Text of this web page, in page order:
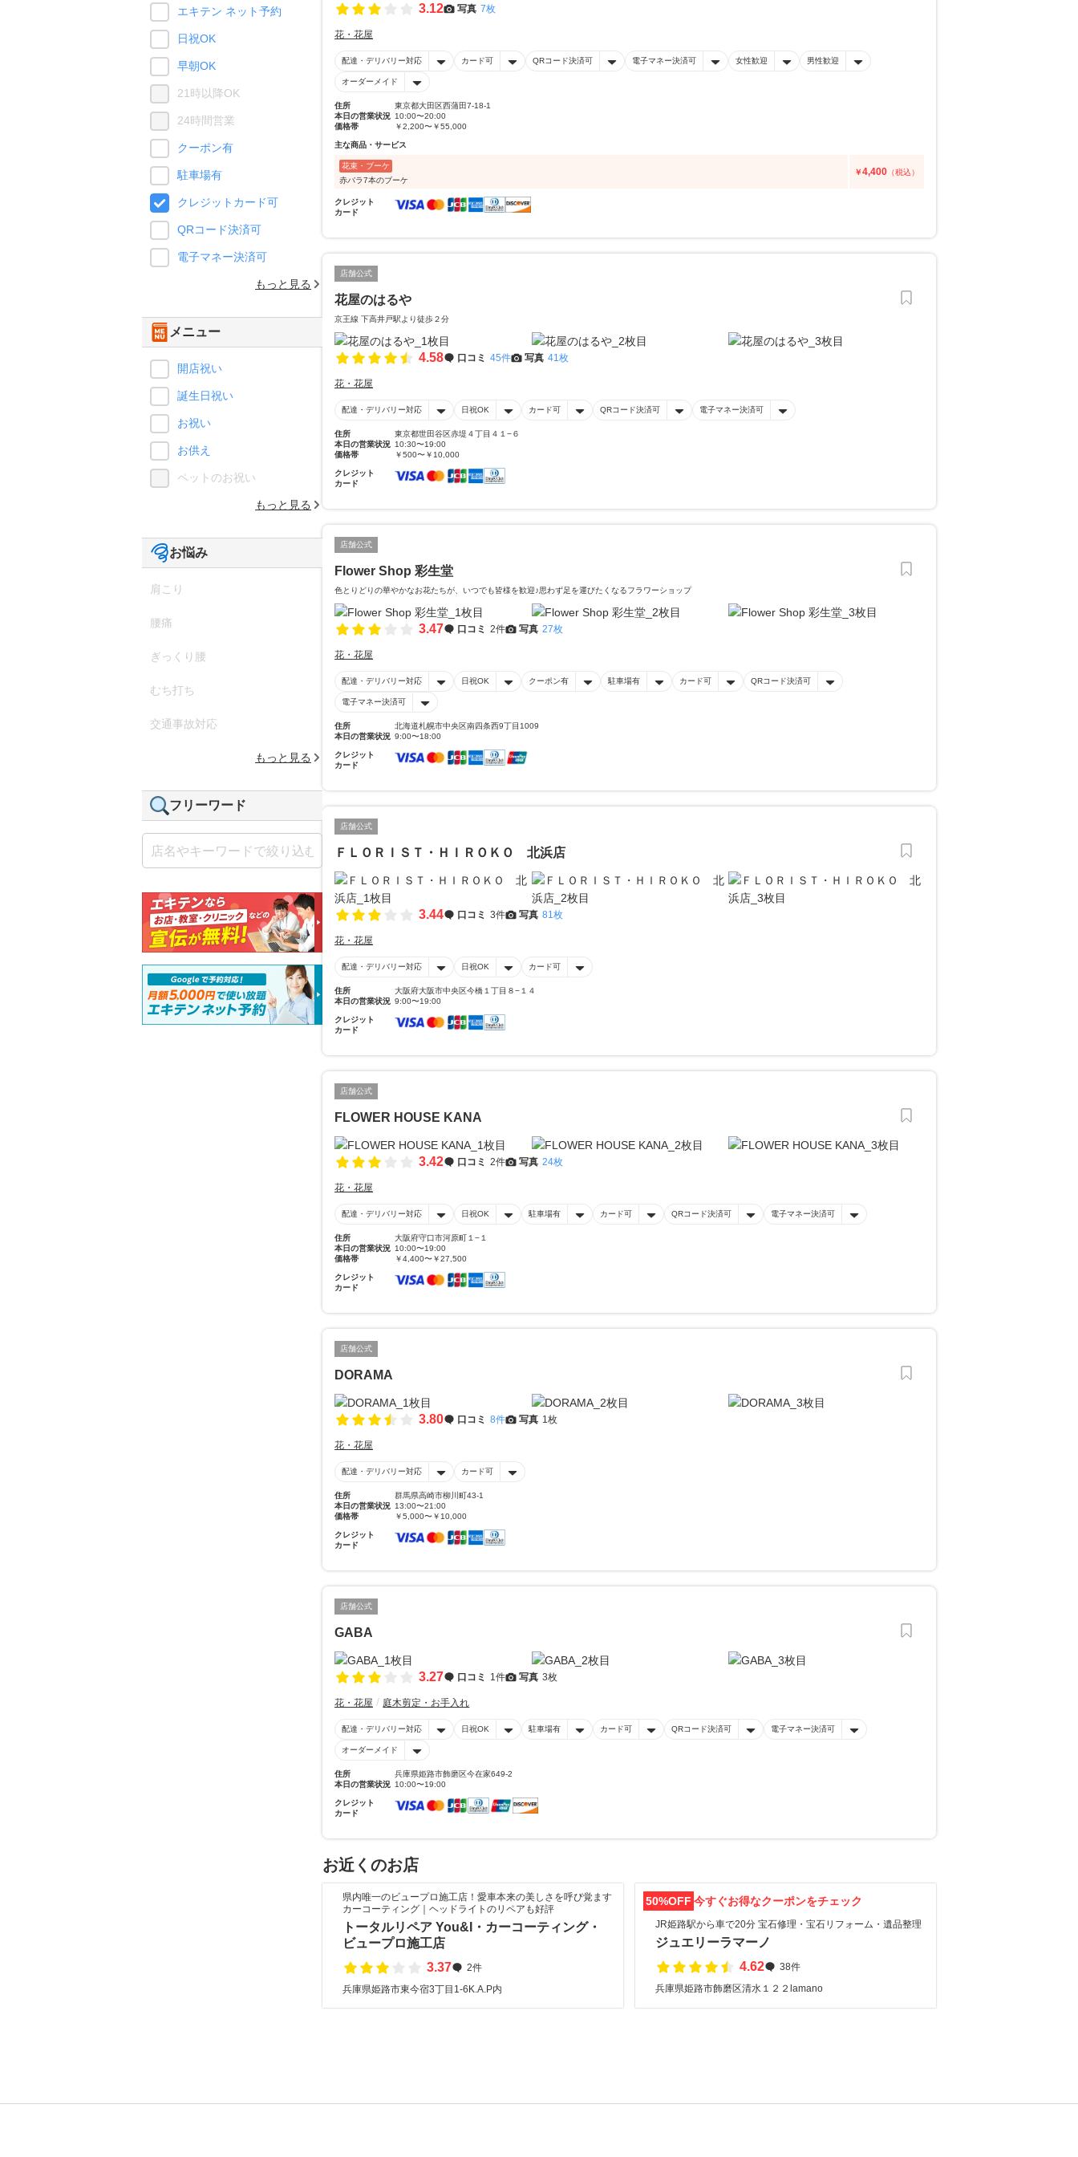
3.12 写真 7枚
花・花屋
配達・デリバリー対応 カード可 QRコード決済可 電子マネー決済可 女性歓迎 男性歓迎
オーダーメイド
住所
東京都大田区西蒲田7-18-1
本日の営業状況 10:00〜20:00
価格帯
￥2,200〜￥55,000
主な商品・サービス
花束・ブーケ
赤バラ7本のブーケ
￥4,400 （税込）
クレジット
カード
店舗公式
花屋のはるや
京王線 下高井戸駅より徒歩２分
4.58 口コミ 45件 写真 41枚
花・花屋
配達・デリバリー対応 日祝OK カード可 QRコード決済可 電子マネー決済可
住所
東京都世田谷区赤堤４丁目４１−６
本日の営業状況 10:30〜19:00
価格帯
￥500〜￥10,000
クレジット
カード
店舗公式
Flower Shop 彩生堂
色とりどりの華やかなお花たちが、いつでも皆様を歓迎♪思わず足を運びたくなるフラワーショップ
3.47 口コミ 2件 写真 27枚
花・花屋
配達・デリバリー対応 日祝OK クーポン有 駐車場有 カード可 QRコード決済可
電子マネー決済可
住所
北海道札幌市中央区南四条西9丁目1009
本日の営業状況 9:00〜18:00
クレジット
カード
店舗公式
ＦＬＯＲＩＳＴ・ＨＩＲＯＫＯ 北浜店
3.44 口コミ 3件 写真 81枚
花・花屋
配達・デリバリー対応 日祝OK カード可
住所
大阪府大阪市中央区今橋１丁目８−１４
本日の営業状況 9:00〜19:00
クレジット
カード
店舗公式
FLOWER HOUSE KANA
3.42 口コミ 2件 写真 24枚
花・花屋
配達・デリバリー対応 日祝OK 駐車場有 カード可 QRコード決済可 電子マネー決済可
住所
大阪府守口市河原町１−１
本日の営業状況 10:00〜19:00
価格帯
￥4,400〜￥27,500
クレジット
カード
店舗公式
DORAMA
3.80 口コミ 8件 写真 1枚
花・花屋
配達・デリバリー対応 カード可
住所
群馬県高崎市柳川町43-1
本日の営業状況 13:00〜21:00
価格帯
￥5,000〜￥10,000
クレジット
カード
店舗公式
GABA
3.27 口コミ 1件 写真 3枚
花・花屋 庭木剪定・お手入れ
配達・デリバリー対応 日祝OK 駐車場有 カード可 QRコード決済可 電子マネー決済可
オーダーメイド
住所
兵庫県姫路市飾磨区今在家649-2
本日の営業状況 10:00〜19:00
クレジット
カード
お近くのお店
県内唯一のビュープロ施工店！愛車本来の美しさを呼び覚ます
カーコーティング｜ヘッドライトのリペアも好評
トータルリペア You&I・カーコーティング・
ビュープロ施工店
3.37
2件
兵庫県姫路市東今宿3丁目1-6K.A.P内
50%OFF 今すぐお得なクーポンをチェック
JR姫路駅から車で20分 宝石修理・宝石リフォーム・遺品整理
ジュエリーラマーノ
4.62
38件
兵庫県姫路市飾磨区清水１２２lamano
エキテン ネット予約
日祝OK
早朝OK
21時以降OK
24時間営業
クーポン有
駐車場有
クレジットカード可
QRコード決済可
電子マネー決済可
もっと見る
メニュー
開店祝い
誕生日祝い
お祝い
お供え
ペットのお祝い
もっと見る
お悩み
肩こり
腰痛
ぎっくり腰
むち打ち
交通事故対応
もっと見る
フリーワード